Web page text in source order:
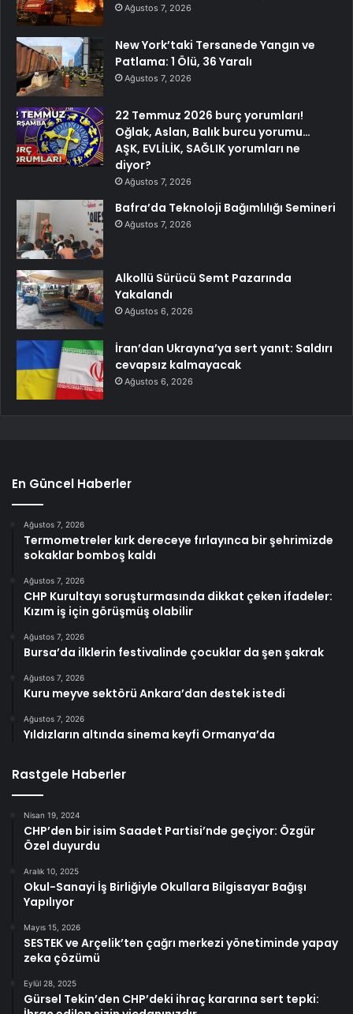
Ağustos 7, 2026
New York’taki Tersanede Yangın ve
Patlama: 1 Ölü, 36 Yaralı
Ağustos 7, 2026
22 Temmuz 2026 burç yorumları!
Oğlak, Aslan, Balık burcu yorumu…
AŞK, EVLİLİK, SAĞLIK yorumları ne
diyor?
Ağustos 7, 2026
Bafra’da Teknoloji Bağımlılığı Semineri
Ağustos 7, 2026
Alkollü Sürücü Semt Pazarında
Yakalandı
Ağustos 6, 2026
İran’dan Ukrayna’ya sert yanıt: Saldırı
cevapsız kalmayacak
Ağustos 6, 2026
En Güncel Haberler
Ağustos 7, 2026
Termometreler kırk dereceye fırlayınca bir şehrimizde
sokaklar bomboş kaldı
Ağustos 7, 2026
CHP Kurultayı soruşturmasında dikkat çeken ifadeler:
Kızım iş için görüşmüş olabilir
Ağustos 7, 2026
Bursa’da ilklerin festivalinde çocuklar da şen şakrak
Ağustos 7, 2026
Kuru meyve sektörü Ankara’dan destek istedi
Ağustos 7, 2026
Yıldızların altında sinema keyfi Ormanya’da
Rastgele Haberler
Nisan 19, 2024
CHP’den bir isim Saadet Partisi’nde geçiyor: Özgür
Özel duyurdu
Aralık 10, 2025
Okul-Sanayi İş Birliğiyle Okullara Bilgisayar Bağışı
Yapılıyor
Mayıs 15, 2026
SESTEK ve Arçelik’ten çağrı merkezi yönetiminde yapay
zeka çözümü
Eylül 28, 2025
Gürsel Tekin’den CHP’deki ihraç kararına sert tepki: